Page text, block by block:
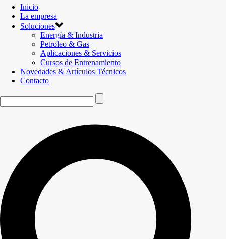
Inicio
La empresa
Soluciones
Energía & Industria
Petroleo & Gas
Aplicaciones & Servicios
Cursos de Entrenamiento
Novedades & Artículos Técnicos
Contacto